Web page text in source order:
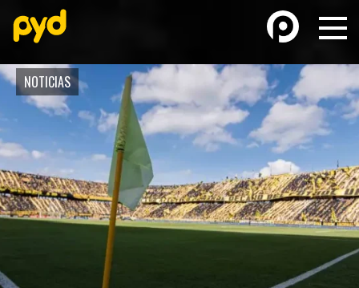
BASKETBALL FÚTBOL FEMENINO
NOTICIAS